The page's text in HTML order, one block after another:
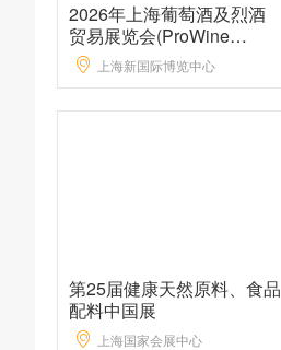
2026年上海葡萄酒及烈酒
贸易展览会(ProWine
Shanghai)
上海新国际博览中心
第25届健康天然原料、食品
配料中国展
上海国家会展中心